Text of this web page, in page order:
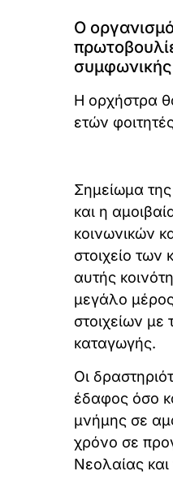
Ο
Η ορχήστρα
ετών
Σημείωμα
και η
κοινωνικών
στοιχείο των
αυτής
μεγάλο
στοιχείων με
καταγωγής.
Οι
έδαφος όσο
μνήμης σε
χρόνο σε
Νεολαίας